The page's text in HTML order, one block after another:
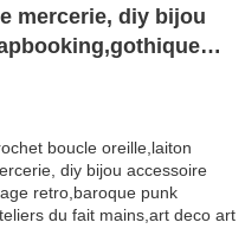
kawaii,boheme
du fait mains,art